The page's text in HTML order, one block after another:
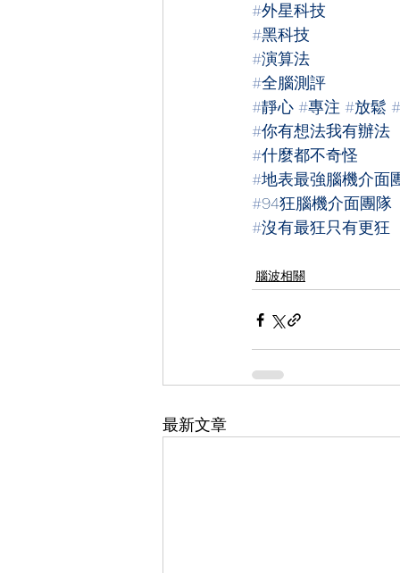
#外星科技
#黑科技
#演算法
#全腦測評
#靜心 #專注 #放鬆 #
#你有想法我有辦法
#什麼都不奇怪
#地表最強腦機介面
#94狂腦機介面團隊
#沒有最狂只有更狂
腦波相關
最新文章